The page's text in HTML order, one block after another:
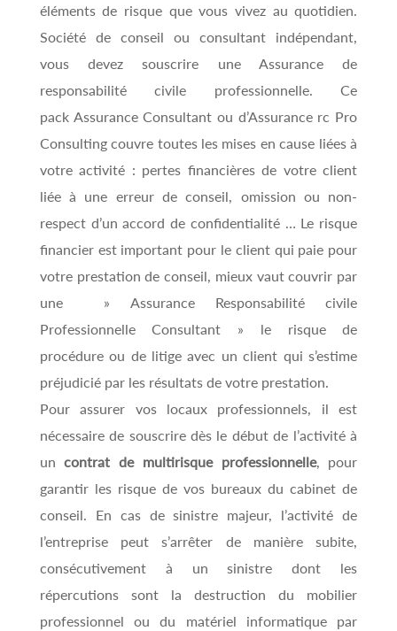
éléments de risque que vous vivez au quotidien.
Société de conseil ou consultant indépendant,
vous devez souscrire une Assurance de
responsabilité civile professionnelle. Ce
pack Assurance Consultant ou d’Assurance rc Pro
Consulting couvre toutes les mises en cause liées à
votre activité : pertes financières de votre client
liée à une erreur de conseil, omission ou non-
respect d’un accord de confidentialité … Le risque
financier est important pour le client qui paie pour
votre prestation de conseil, mieux vaut couvrir par
une » Assurance Responsabilité civile
Professionnelle Consultant » le risque de
procédure ou de litige avec un client qui s’estime
préjudicié par les résultats de votre prestation.
Pour assurer vos locaux professionnels, il est
nécessaire de souscrire dès le début de l’activité à
un contrat de multirisque professionnelle, pour
garantir les risque de vos bureaux du cabinet de
conseil. En cas de sinistre majeur, l’activité de
l’entreprise peut s’arrêter de manière subite,
consécutivement à un sinistre dont les
répercutions sont la destruction du mobilier
professionnel ou du matériel informatique par